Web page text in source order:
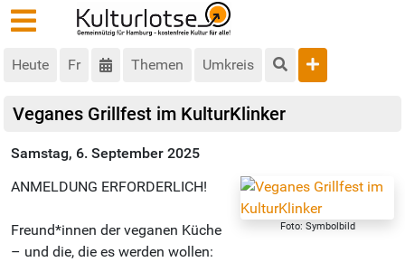
Heute Fr Themen Umkreis
Veganes Grillfest im KulturKlinker
Samstag, 6. September 2025
Foto: Symbolbild
ANMELDUNG ERFORDERLICH!
Freund*innen der veganen Küche
– und die, die es werden wollen: